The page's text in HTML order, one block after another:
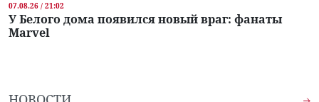
07.08.26 / 21:02
У Белого дома появился новый враг: фанаты
Marvel